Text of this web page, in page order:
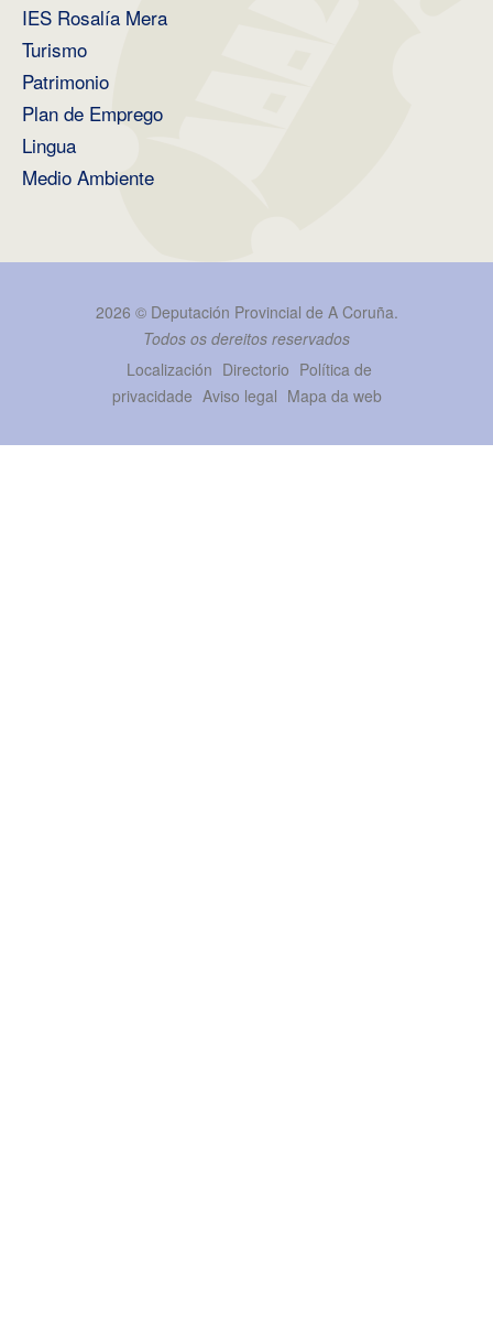
IES Rosalía Mera
Turismo
Patrimonio
Plan de Emprego
Lingua
Medio Ambiente
2026 © Deputación Provincial de A Coruña.
Todos os dereitos reservados
Localización Directorio Política de
privacidade Aviso legal Mapa da web